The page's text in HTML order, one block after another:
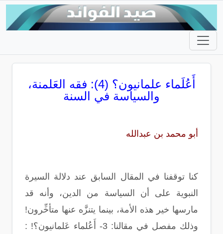
أَعُلَماء علمانيون؟ (4): فقه العَلمنة،
والسياسة في السنة
أبو محمد بن عبدالله
كنا توقفنا في المقال السابق عند دلالة السيرة
النبوية على أن السياسة من الدين، وأنه قد
مارسها خير هذه الأمة، بينما يتنزَّه عنها متأخِّرون!
وذلك مفصل في مقالنا: 3- أَعُلماء عَلمانيون؟! :